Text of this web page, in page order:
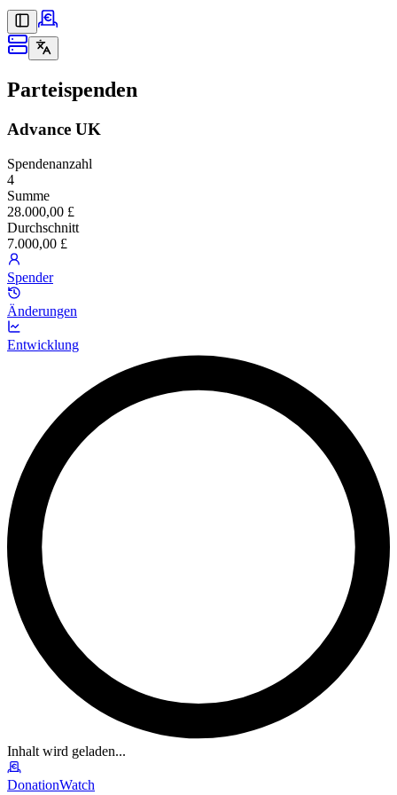
Parteispenden
Advance UK
Spendenanzahl
4
Summe
28.000,00 £
Durchschnitt
7.000,00 £
Spender
Änderungen
Entwicklung
Inhalt wird geladen...
DonationWatch